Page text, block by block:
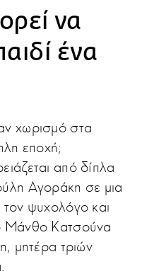
να
ένα
χωρισμό στα
εποχή;
από δίπλα
Αγοράκη σε μια
ψυχολόγο και
Μάνθο Κατσούνα
μητέρα τριών